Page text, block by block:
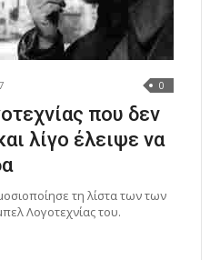
0
που δεν
λίγο έλειψε να
τη λίστα των των
Λογοτεχνίας του.